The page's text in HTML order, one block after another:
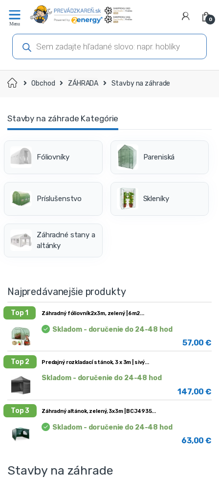
navigáciu
obsah
0
Products
search
Domov Obchod ZÁHRADA Stavby na záhrade
Stavby na záhrade Kategórie
Fóliovníky Pareniská
Príslušenstvo Skleníky
Záhradné stany a
altánky
Najpredávanejšie produkty
Top 1 Záhradný fóliovník 2x3m, zelený | 6m2
57,00€
Skladom - doručenie do 24-48 hod
Top 2 Predajný rozkladací stánok, 3 x 3m | sivý
147,00€
Skladom - doručenie do 24-48 hod
Top 3 Záhradný altánok, zelený, 3x3m | BCJ4935
63,00€
Skladom - doručenie do 24-48 hod
Stavby na záhrade